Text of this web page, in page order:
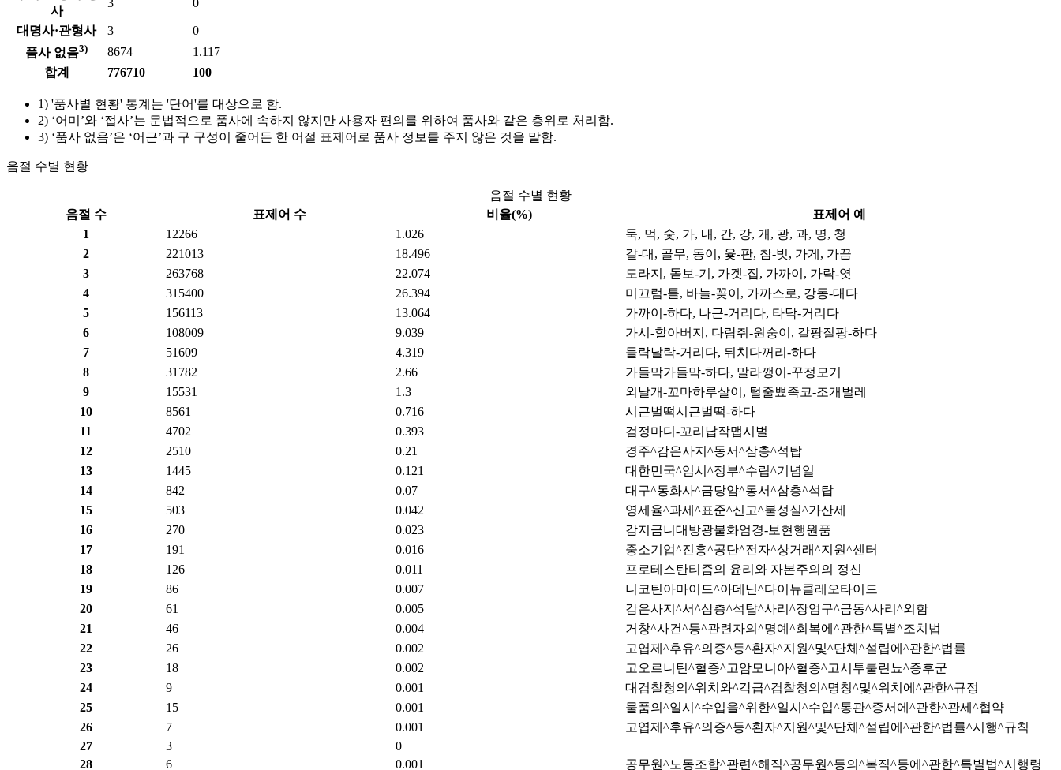
사
대명사·관형사 3
0
품사 없음3) 8674
1.117
합계
776710 100
1) '품사별 현황' 통계는 '단어'를 대상으로 함.
2) ‘어미’와 ‘접사’는 문법적으로 품사에 속하지 않지만 사용자 편의를 위하여 품사와 같은 층위로 처리함.
3) ‘품사 없음’은 ‘어근’과 구 구성이 줄어든 한 어절 표제어로 품사 정보를 주지 않은 것을 말함.
음절 수별 현황
음절 수별 현황
음절 수
표제어 수 비율(%)
표제어 예
1
12266 1.026
둑, 먹, 숯, 가, 내, 간, 강, 개, 광, 과, 명, 청
2
221013 18.496
갈-대, 골무, 동이, 윷-판, 참-빗, 가게, 가끔
3
263768 22.074
도라지, 돋보-기, 가겟-집, 가까이, 가락-엿
4
315400 26.394
미끄럼-틀, 바늘-꽂이, 가까스로, 강동-대다
5
156113 13.064
가까이-하다, 나근-거리다, 타닥-거리다
6
108009 9.039
가시-할아버지, 다람쥐-원숭이, 갈팡질팡-하다
7
51609 4.319
들락날락-거리다, 뒤치다꺼리-하다
8
31782 2.66
가들막가들막-하다, 말라깽이-꾸정모기
9
15531 1.3
외날개-꼬마하루살이, 털줄뾰족코-조개벌레
10
8561 0.716
시근벌떡시근벌떡-하다
11
4702 0.393
검정마디-꼬리납작맵시벌
12
2510 0.21
경주^감은사지^동서^삼층^석탑
13
1445 0.121
대한민국^임시^정부^수립^기념일
14
842 0.07
대구^동화사^금당암^동서^삼층^석탑
15
503 0.042
영세율^과세^표준^신고^불성실^가산세
16
270 0.023
감지금니대방광불화엄경-보현행원품
17
191 0.016
중소기업^진흥^공단^전자^상거래^지원^센터
18
126 0.011
프로테스탄티즘의 윤리와 자본주의의 정신
19
86 0.007
니코틴아마이드^아데닌^다이뉴클레오타이드
20
61 0.005
감은사지^서^삼층^석탑^사리^장엄구^금동^사리^외함
21
46 0.004
거창^사건^등^관련자의^명예^회복에^관한^특별^조치법
22
26 0.002
고엽제^후유^의증^등^환자^지원^및^단체^설립에^관한^법률
23
18 0.002
고오르니틴^혈증^고암모니아^혈증^고시투룰린뇨^증후군
24
9 0.001
대검찰청의^위치와^각급^검찰청의^명칭^및^위치에^관한^규정
25
15 0.001
물품의^일시^수입을^위한^일시^수입^통관^증서에^관한^관세^협약
26
7 0.001
고엽제^후유^의증^등^환자^지원^및^단체^설립에^관한^법률^시행^규칙
27
3
0
28
6 0.001 공무원^노동조합^관련^해직^공무원^등의^복직^등에^관한^특별법^시행령